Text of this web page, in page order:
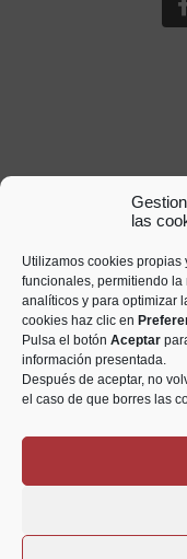
las
Utilizamos cookies propias
funcionales, permitiendo
analíticos y para optimizar
cookies haz clic en
Pulsa el botón Aceptar
información presentada.
Después de aceptar, no
el caso de que borres las
Todos los derechos